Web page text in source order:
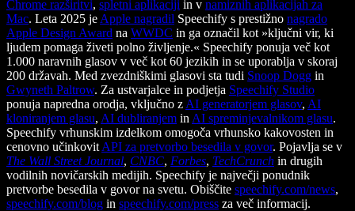
Chrome razširitvi, spletni aplikaciji in v namiznih aplikacijah za
Mac. Leta 2025 je Apple nagradil Speechify s prestižno nagrado
Apple Design Award na WWDC in ga označil kot »ključni vir, ki
ljudem pomaga živeti polno življenje.« Speechify ponuja več kot
1.000 naravnih glasov v več kot 60 jezikih in se uporablja v skoraj
200 državah. Med zvezdniškimi glasovi sta tudi Snoop Dogg in
Gwyneth Paltrow. Za ustvarjalce in podjetja Speechify Studio
ponuja napredna orodja, vključno z AI generatorjem glasov, AI
kloniranjem glasu, AI dubliranjem in AI spreminjevalnikom glasu.
Speechify vrhunskim izdelkom omogoča vrhunsko kakovosten in
cenovno učinkovit API za pretvorbo besedila v govor. Pojavlja se v
The Wall Street Journal, CNBC, Forbes, TechCrunch in drugih
vodilnih novičarskih medijih. Speechify je največji ponudnik
pretvorbe besedila v govor na svetu. Obiščite speechify.com/news,
speechify.com/blog in speechify.com/press za več informacij.